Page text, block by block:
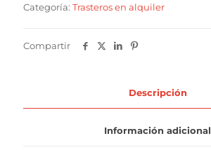
Categoría: Trasteros en alquiler
Compartir
Descripción
Información adicional